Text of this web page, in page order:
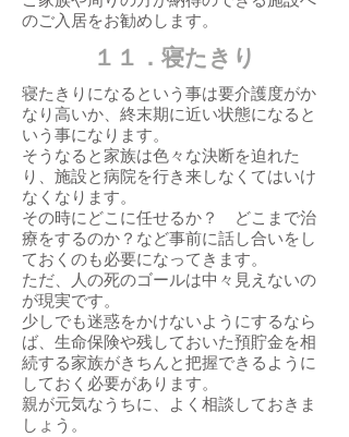
のご入居をお勧めします。
​１１．寝たきり
寝たきりになるという事は要介護度がか
なり高いか、終末期に近い状態になると
いう事になります。
そうなると家族は色々な決断を迫れた
り、施設と病院を行き来しなくてはいけ
なくなります。
その時にどこに任せるか？ どこまで治
療をするのか？など事前に話し合いをし
ておくのも必要になってきます。
ただ、人の死のゴールは中々見えないの
が現実です。
少しでも迷惑をかけないようにするなら
ば、生命保険や残しておいた預貯金を相
続する家族がきちんと把握できるように
しておく必要があります。
親が元気なうちに、よく相談しておきま
しょう。